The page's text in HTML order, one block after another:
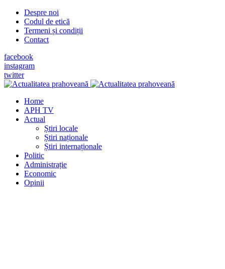
Despre noi
Codul de etică
Termeni și condiții
Contact
facebook
instagram
twitter
Home
APH TV
Actual
Știri locale
Știri naționale
Știri internaționale
Politic
Administrație
Economic
Opinii